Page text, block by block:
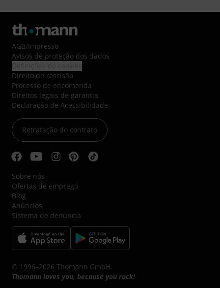
AGB/Impresso
Avisos de proteção dos dados
Direito de rescisão
Processo de encomenda
Direitos legais de garantia
Declaração de Acessibilidade
Retratação do contrato
Sobre nós
Ofertas de emprego
Blog
Anúncios
Sistema de denúncia
© 1996–2026 Thomann GmbH.
Thomann loves you, because you rock!